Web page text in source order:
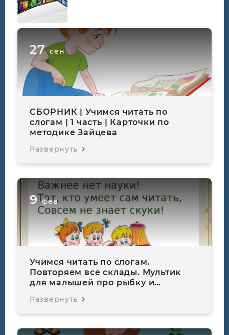
27 сен
СБОРНИК | Учимся читать по
слогам | 1 часть | Карточки по
методике Зайцева
Развернуть
9 фев
Учимся читать по слогам.
Повторяем все склады. Мультик
для малышей про рыбку и
Развернуть